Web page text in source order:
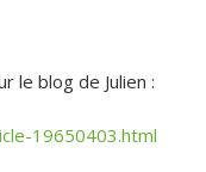
le blog de Julien :
19650403.html